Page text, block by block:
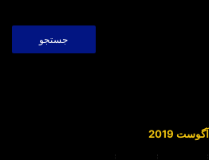
برای:
آگوست 2019